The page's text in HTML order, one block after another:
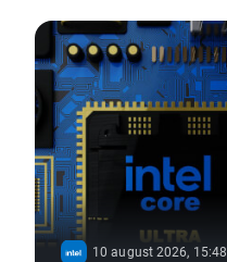
10 august 2026, 15:48